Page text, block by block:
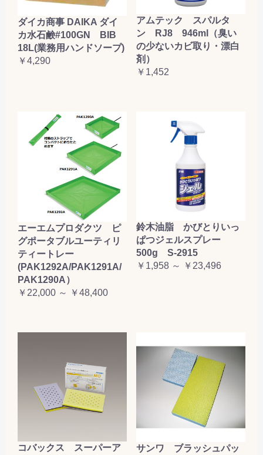
ダイカ商事 DAIKA ダイ
カ水石鹸#100GN BIB
18L(業務用ハンドソープ)
￥4,290
アムテック スパルタ
ン RJ8 946ml（臭い
の少ないカビ取り・漂白
剤）
￥1,452
エーエムプロダクツ ピ
グポータブルユーティリ
ティートレー
(PAK1292A/PAK1291A/
PAK1290A）
￥22,000 ～ ￥48,400
鈴木油脂 かびとりいっ
ぱつジェルスプレー
500g S-2915
￥1,958 ～ ￥23,496
コバックス スーパーア
サンワ ブラッシュパッ